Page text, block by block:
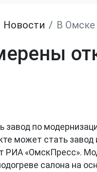
Новости В
завод по
может стать
«ОмскПресс».
салона на